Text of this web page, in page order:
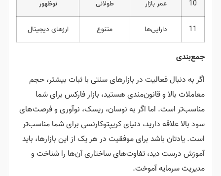
10 عمر بازار طولانی نوظهور
11 دارایی‌ها متنوع ارزهای دیجیتال
جمع‌بندی
اگر به دنبال فعالیت در بازارهای سنتی با ثبات بیشتر، حجم
معاملات بالا و قانون‌مندی هستید، بازار فارکس برای شما
مناسب‌تر است. اما اگر به نوسان، ریسک، نوآوری و فرصت‌های
سود بالا علاقه دارید، دنیای کریپتوکارنسی برای شما مناسب‌تر
است. یادتان باشد برای موفقیت در هر یک از این بازارها، باید
آموزش درست دید، تفاوت‌های ساختاری آن‌ها را شناخت و
مدیریت سرمایه آموخت.